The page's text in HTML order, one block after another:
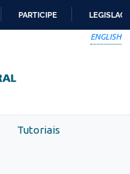
PARTICIPE
ENGLISH
Tutoriais